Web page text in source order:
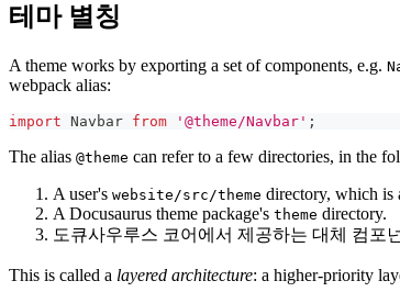
테마 별칭
A theme works by exporting a set of components, e.g.
webpack alias:
import Navbar from '@theme/Navbar' ;
The alias @theme can refer to a few directories, in the
A user's website/src/theme directory, which is
A Docusaurus theme package's theme directory.
도큐사우루스 코어에서 제공하는 대체 컴포
This is called a layered architecture: a higher-priority